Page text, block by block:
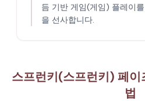
듬 기반 게임(게임) 플레이
을 선사합니다.
스프런키(스프런키) 페
법